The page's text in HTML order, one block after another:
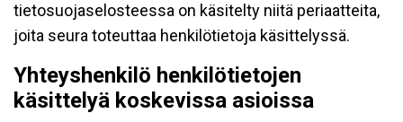
tietosuojaselosteessa on käsitelty niitä periaatteita,
joita seura toteuttaa henkilötietoja käsittelyssä.
Yhteyshenkilö henkilötietojen
käsittelyä koskevissa asioissa